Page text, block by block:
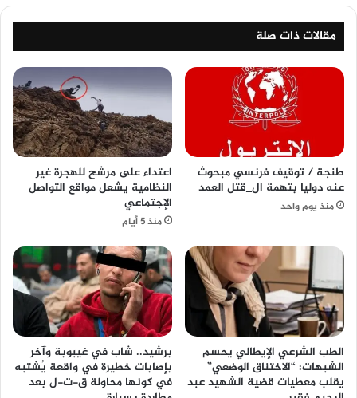
مقالات ذات صلة
طنجة / توقيف فرنسي مبحوث
عنه دوليا بتهمة ال_قتل العمد
منذ يوم واحد
اعتداء على مرشح للهجرة غير
النظامية يشعل مواقع التواصل
الإجتماعي
منذ 5 أيام
الطب الشرعي الإيطالي يحسم
الشبهات: “الاختناق الوضعي”
يقلب معطيات قضية الشهيد عبد
برشيد.. شاب في غيبوبة وآخر
بإصابات خطيرة في واقعة يُشتبه
في كونها محاولة ق-ت-ل بعد